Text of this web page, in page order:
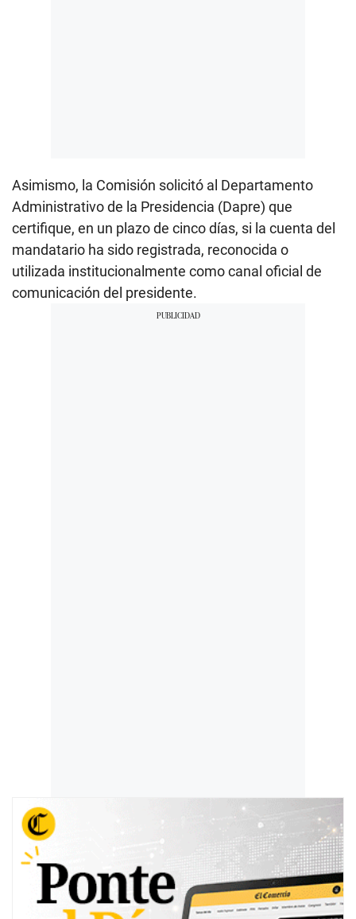
Asimismo, la Comisión solicitó al Departamento
Administrativo de la Presidencia (Dapre) que
certifique, en un plazo de cinco días, si la cuenta del
mandatario ha sido registrada, reconocida o
utilizada institucionalmente como canal oficial de
comunicación del presidente.